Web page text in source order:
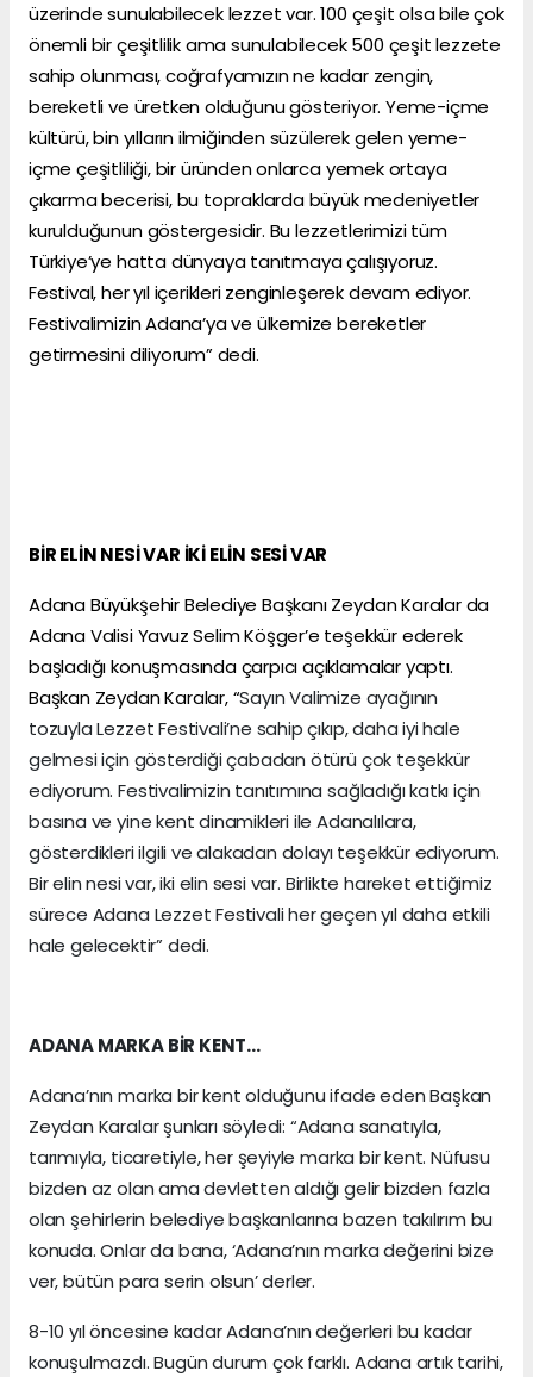
üzerinde sunulabilecek lezzet var. 100 çeşit olsa bile çok
önemli bir çeşitlilik ama sunulabilecek 500 çeşit lezzete
sahip olunması, coğrafyamızın ne kadar zengin,
bereketli ve üretken olduğunu gösteriyor. Yeme-içme
kültürü, bin yılların ilmiğinden süzülerek gelen yeme-
içme çeşitliliği, bir üründen onlarca yemek ortaya
çıkarma becerisi, bu topraklarda büyük medeniyetler
kurulduğunun göstergesidir. Bu lezzetlerimizi tüm
Türkiye’ye hatta dünyaya tanıtmaya çalışıyoruz.
Festival, her yıl içerikleri zenginleşerek devam ediyor.
Festivalimizin Adana’ya ve ülkemize bereketler
getirmesini diliyorum” dedi.
BİR ELİN NESİ VAR İKİ ELİN SESİ VAR
Adana Büyükşehir Belediye Başkanı Zeydan Karalar da
Adana Valisi Yavuz Selim Köşger’e teşekkür ederek
başladığı konuşmasında çarpıcı açıklamalar yaptı.
Başkan Zeydan Karalar, “Sayın Valimize ayağının
tozuyla Lezzet Festivali’ne sahip çıkıp, daha iyi hale
gelmesi için gösterdiği çabadan ötürü çok teşekkür
ediyorum. Festivalimizin tanıtımına sağladığı katkı için
basına ve yine kent dinamikleri ile Adanalılara,
gösterdikleri ilgili ve alakadan dolayı teşekkür ediyorum.
Bir elin nesi var, iki elin sesi var. Birlikte hareket ettiğimiz
sürece Adana Lezzet Festivali her geçen yıl daha etkili
hale gelecektir” dedi.
ADANA MARKA BİR KENT…
Adana’nın marka bir kent olduğunu ifade eden Başkan
Zeydan Karalar şunları söyledi: “Adana sanatıyla,
tarımıyla, ticaretiyle, her şeyiyle marka bir kent. Nüfusu
bizden az olan ama devletten aldığı gelir bizden fazla
olan şehirlerin belediye başkanlarına bazen takılırım bu
konuda. Onlar da bana, ‘Adana’nın marka değerini bize
ver, bütün para serin olsun’ derler.
8-10 yıl öncesine kadar Adana’nın değerleri bu kadar
konuşulmazdı. Bugün durum çok farklı. Adana artık tarihi,